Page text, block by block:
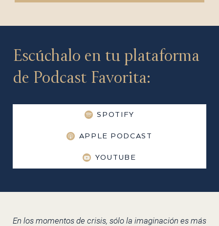
Escúchalo en tu plataforma
de Podcast Favorita:
SPOTIFY
APPLE PODCAST
YOUTUBE
En los momentos de crisis, sólo la imaginación es más